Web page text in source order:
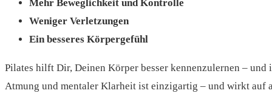
Mehr Beweglichkeit und Kontrolle
Weniger Verletzungen
Ein besseres Körpergefühl
Pilates hilft Dir, Deinen Körper besser kennenzulernen –
Atmung und mentaler Klarheit ist einzigartig – und wirkt auf